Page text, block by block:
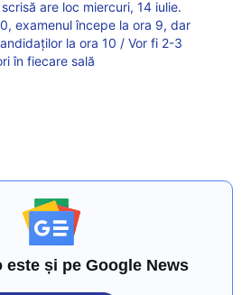
are loc miercuri, 14 iulie.
examenul începe la ora 9, dar
la ora 10 / Vor fi 2-3
în fiecare sală
este și pe Google News